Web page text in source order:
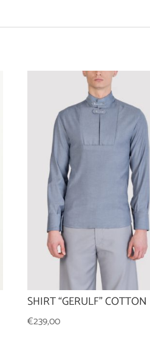
SHIRT “GERULF” COTTON
€239,00